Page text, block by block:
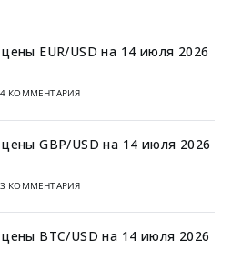
EUR/USD на 14 июля 2026
4 КОММЕНТАРИЯ
GBP/USD на 14 июля 2026
3 КОММЕНТАРИЯ
BTC/USD на 14 июля 2026